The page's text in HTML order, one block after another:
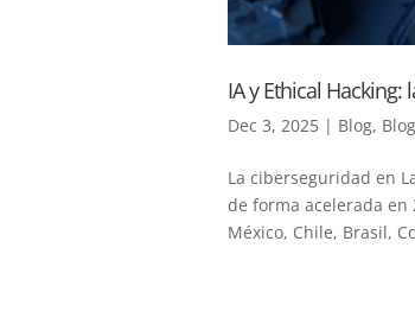
IA y Ethical
Dec 3, 2025 | Blog,
La ciberseguridad en
de forma acelerada
México, Chile, Brasil,